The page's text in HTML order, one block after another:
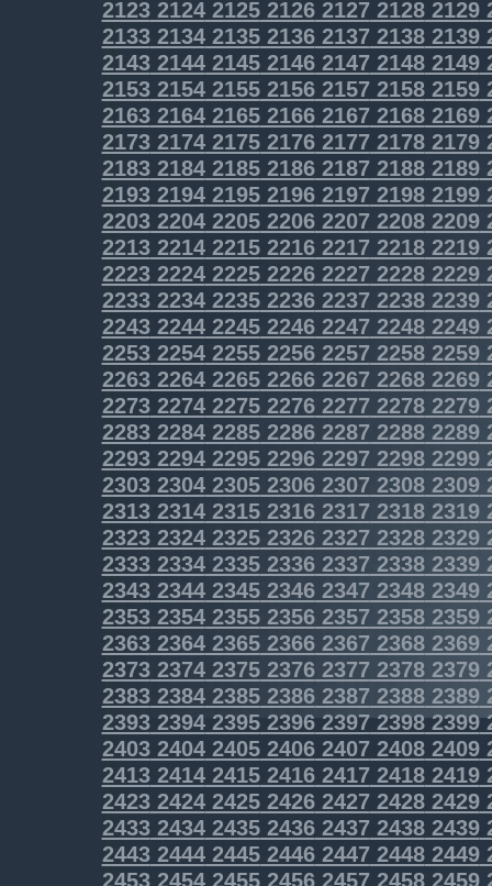
2123212421252126212721282129
2133213421352136213721382139
2143214421452146214721482149
2153215421552156215721582159
2163216421652166216721682169
2173217421752176217721782179
2183218421852186218721882189
2193219421952196219721982199
2203220422052206220722082209
2213221422152216221722182219
2223222422252226222722282229
2233223422352236223722382239
2243224422452246224722482249
2253225422552256225722582259
22632264226522662267 22682269
2273227422752276227722782279
22832284228522862287 22882289
22932294229522962297 22982299
23032304230523062307 23082309
2313231423152316231723182319
23232324232523262327 23282329
23332334233523362337 23382339
23432344234523462347 23482349
23532354235523562357 23582359
23632364236523662367 23682369
23732374237523762377 23782379
23832384238523862387 23882389
2393239423952396239723982399
2403240424052406240724082409
2413241424152416241724182419
2423242424252426242724282429
2433243424352436243724382439
2443244424452446244724482449
2453245424552456245724582459